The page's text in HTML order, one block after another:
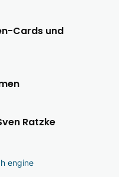
Cards und
Ratzke